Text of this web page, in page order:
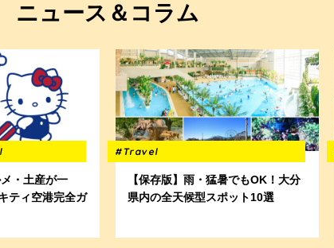
ニュース＆コラム
・土産が一
ティ空港完全ガ
#Travel
【保存版】雨・猛暑でもOK！大分
県内の全天候型スポット10選